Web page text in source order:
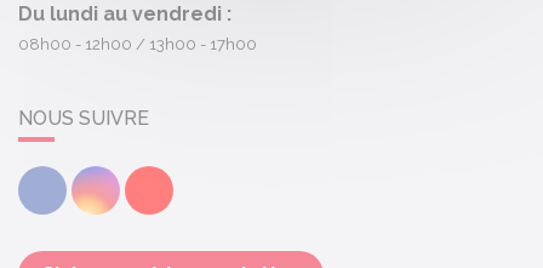
Du lundi au vendredi :
08h00 - 12h00 13h00 - 17h00
NOUS SUIVRE
FacebookInstagramYoutube